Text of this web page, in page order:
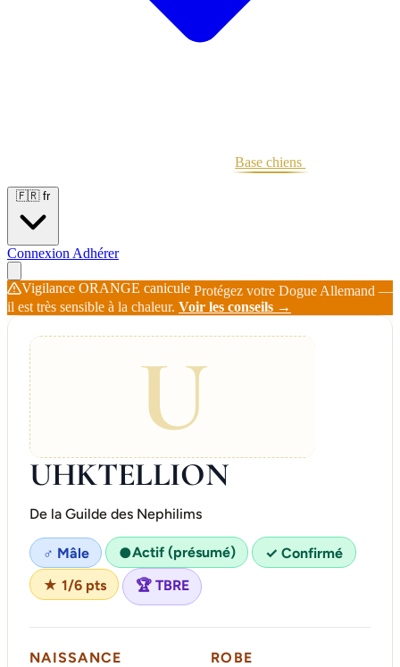
Base chiens
🇫🇷 fr
Connexion Adhérer
Vigilance ORANGE canicule Protégez votre Dogue Allemand —
il est très sensible à la chaleur. Voir les conseils →
U
UHKTELLION
De la Guilde des Nephilims
♂ Mâle ●Actif (présumé)
✓ Confirmé
★ 1/6 pts
🏆 TBRE
NAISSANCE
ROBE